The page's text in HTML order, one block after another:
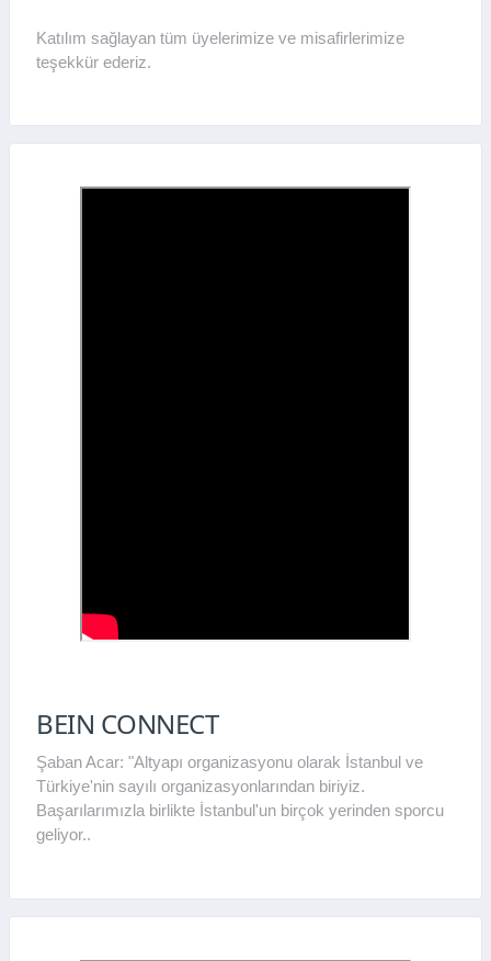
Katılım sağlayan tüm üyelerimize ve misafirlerimize
teşekkür ederiz.
BEIN CONNECT
Şaban Acar: "Altyapı organizasyonu olarak İstanbul ve
Türkiye'nin sayılı organizasyonlarından biriyiz.
Başarılarımızla birlikte İstanbul'un birçok yerinden sporcu
geliyor..